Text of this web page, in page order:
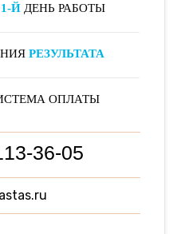
1-Й ДЕНЬ РАБОТЫ
РЕЗУЛЬТАТА
ОПЛАТЫ
36-05